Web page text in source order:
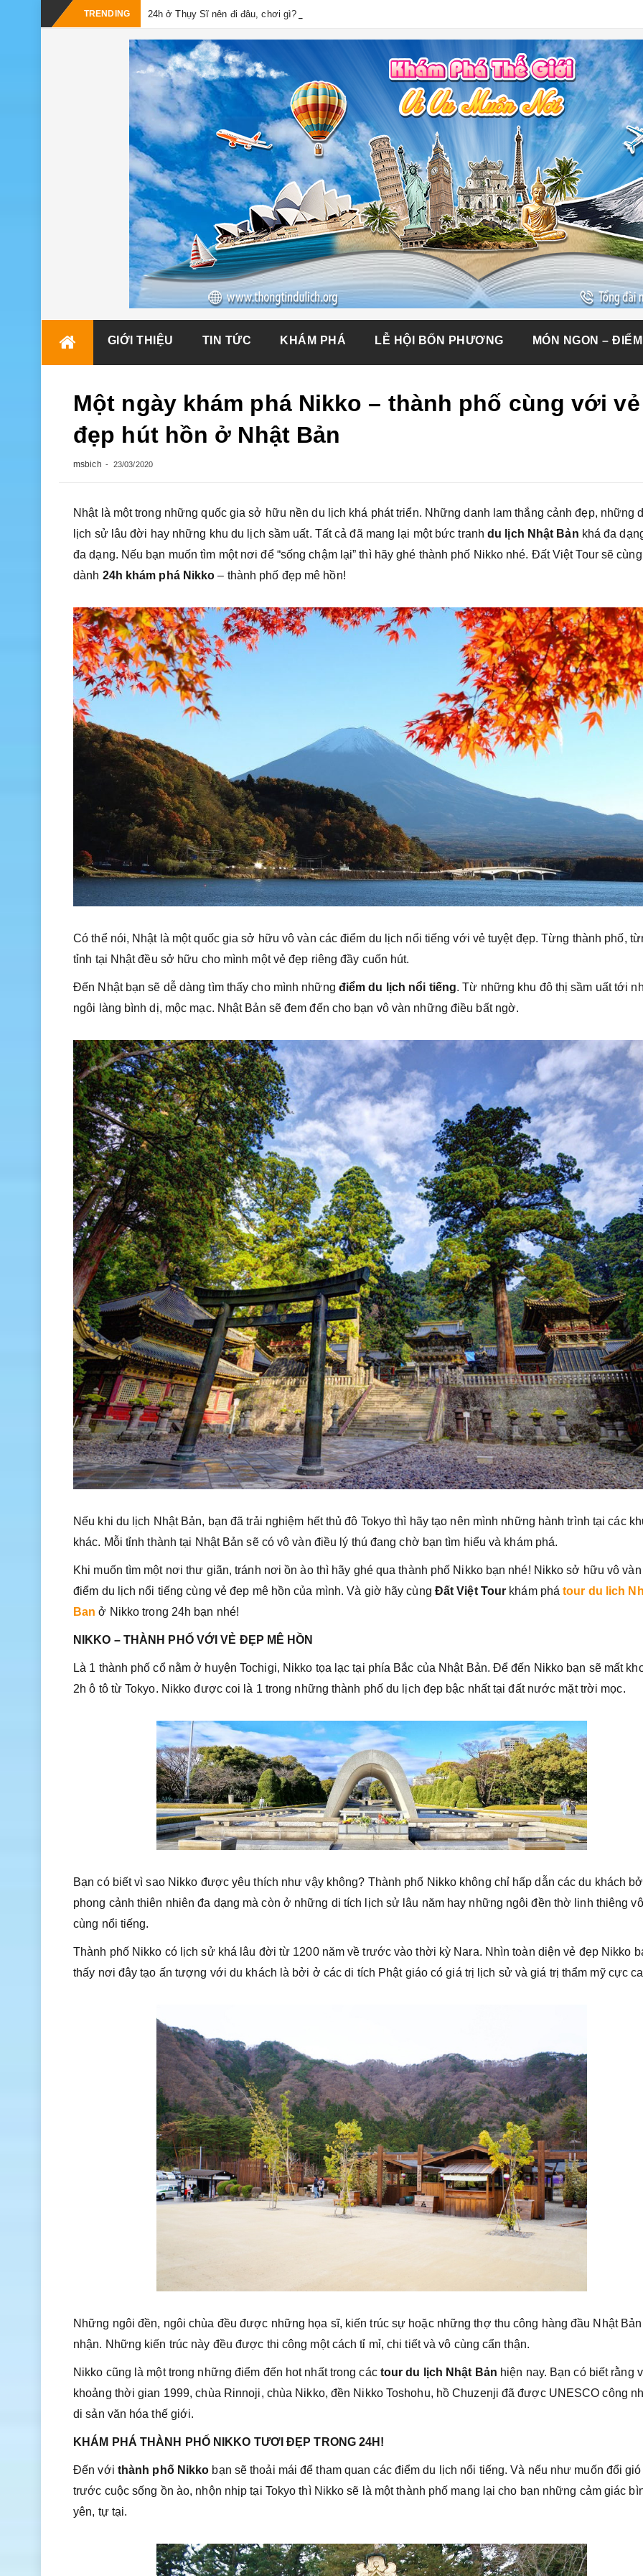
TRENDING
24h ở Thụy Sĩ nên đi đâu, chơi gì?
GIỚI THIỆU TIN TỨC KHÁM PHÁ LỄ HỘI BỐN PHƯƠNG MÓN NGON –
Một ngày khám phá Nikko – thành phố cùng với vẻ
đẹp hút hồn ở Nhật Bản
msbich 23/03/2020
Nhật là một trong những quốc gia sở hữu nền du lịch khá phát triển. Những danh lam thắng cảnh đẹp, những
lịch sử lâu đời hay những khu du lịch sầm uất. Tất cả đã mang lại một bức tranhdu lịch Nhật Bản khá đa
đa dạng. Nếu bạn muốn tìm một nơi để “sống chậm lại” thì hãy ghé thành phố Nikko nhé. Đất Việt Tour sẽ
dành 24h khám phá Nikko – thành phố đẹp mê hồn!
Có thể nói, Nhật là một quốc gia sở hữu vô vàn các điểm du lịch nổi tiếng với vẻ tuyệt đẹp. Từng thành phố,
tỉnh tại Nhật đều sở hữu cho mình một vẻ đẹp riêng đầy cuốn hút.
Đến Nhật bạn sẽ dễ dàng tìm thấy cho mình những điểm du lịch nổi tiếng. Từ những khu đô thị sầm uất tới
ngôi làng bình dị, mộc mạc. Nhật Bản sẽ đem đến cho bạn vô vàn những điều bất ngờ.
Nếu khi du lịch Nhật Bản, bạn đã trải nghiệm hết thủ đô Tokyo thì hãy tạo nên mình những hành trình tại các
khác. Mỗi tỉnh thành tại Nhật Bản sẽ có vô vàn điều lý thú đang chờ bạn tìm hiểu và khám phá.
Khi muốn tìm một nơi thư giãn, tránh nơi ồn ào thì hãy ghé qua thành phố Nikko bạn nhé! Nikko sở hữu vô
điểm du lịch nổi tiếng cùng vẻ đep mê hồn của mình. Và giờ hãy cùng Đất Việt Tour khám phátour du lich
Ban ở Nikko trong 24h bạn nhé!
NIKKO – THÀNH PHỐ VỚI VẺ ĐẸP MÊ HỒN
Là 1 thành phố cổ nằm ở huyện Tochigi, Nikko tọa lạc tại phía Bắc của Nhật Bản. Để đến Nikko bạn sẽ mất
2h ô tô từ Tokyo. Nikko được coi là 1 trong những thành phố du lịch đẹp bậc nhất tại đất nước mặt trời mọc.
Bạn có biết vì sao Nikko được yêu thích như vậy không? Thành phố Nikko không chỉ hấp dẫn các du khách
phong cảnh thiên nhiên đa dạng mà còn ở những di tích lịch sử lâu năm hay những ngôi đền thờ linh thiêng vô
cùng nổi tiếng.
Thành phố Nikko có lịch sử khá lâu đời từ 1200 năm về trước vào thời kỳ Nara. Nhìn toàn diện vẻ đẹp Nikko
thấy nơi đây tạo ấn tượng với du khách là bởi ở các di tích Phật giáo có giá trị lịch sử và giá trị thẩm mỹ cực
Những ngôi đền, ngôi chùa đều được những họa sĩ, kiến trúc sự hoặc những thợ thu công hàng đầu Nhật
nhận. Những kiến trúc này đều được thi công một cách tỉ mỉ, chi tiết và vô cùng cẩn thận.
Nikko cũng là một trong những điểm đến hot nhất trong các tour du lịch Nhật Bản hiện nay. Bạn có biết rằng
khoảng thời gian 1999, chùa Rinnoji, chùa Nikko, đền Nikko Toshohu, hồ Chuzenji đã được UNESCO công
di sản văn hóa thế giới.
KHÁM PHÁ THÀNH PHỐ NIKKO TƯƠI ĐẸP TRONG 24H!
Đến với thành phố Nikko bạn sẽ thoải mái để tham quan các điểm du lịch nổi tiếng. Và nếu như muốn đổi gió
trước cuộc sống ồn ào, nhộn nhịp tại Tokyo thì Nikko sẽ là một thành phố mang lại cho bạn những cảm giác
yên, tự tại.